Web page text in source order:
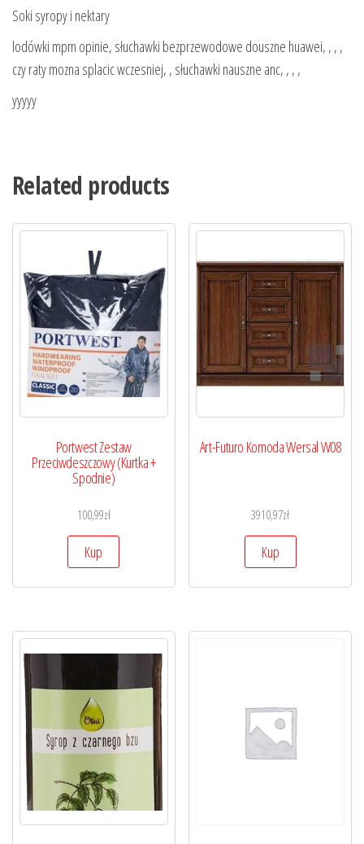
Soki syropy i nektary
lodówki mpm opinie, słuchawki bezprzewodowe douszne huawei, , , ,
czy raty mozna splacic wczesniej, , słuchawki nauszne anc, , , ,
yyyyy
Related products
Portwest Zestaw
Przeciwdeszczowy (Kurtka +
Spodnie)
100,99zł
Kup
Art-Futuro Komoda Wersal W08
3910,97zł
Kup